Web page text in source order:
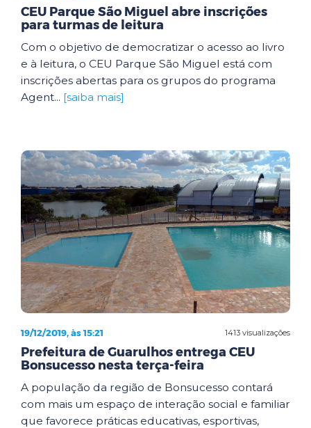
CEU Parque São Miguel abre inscrições
para turmas de leitura
Com o objetivo de democratizar o acesso ao livro
e à leitura, o CEU Parque São Miguel está com
inscrições abertas para os grupos do programa
Agent... [saiba mais]
1413 visualizações
19/12/2019, às 15:21
Prefeitura de Guarulhos entrega CEU
Bonsucesso nesta terça-feira
A população da região de Bonsucesso contará
com mais um espaço de interação social e familiar
que favorece práticas educativas, esportivas,